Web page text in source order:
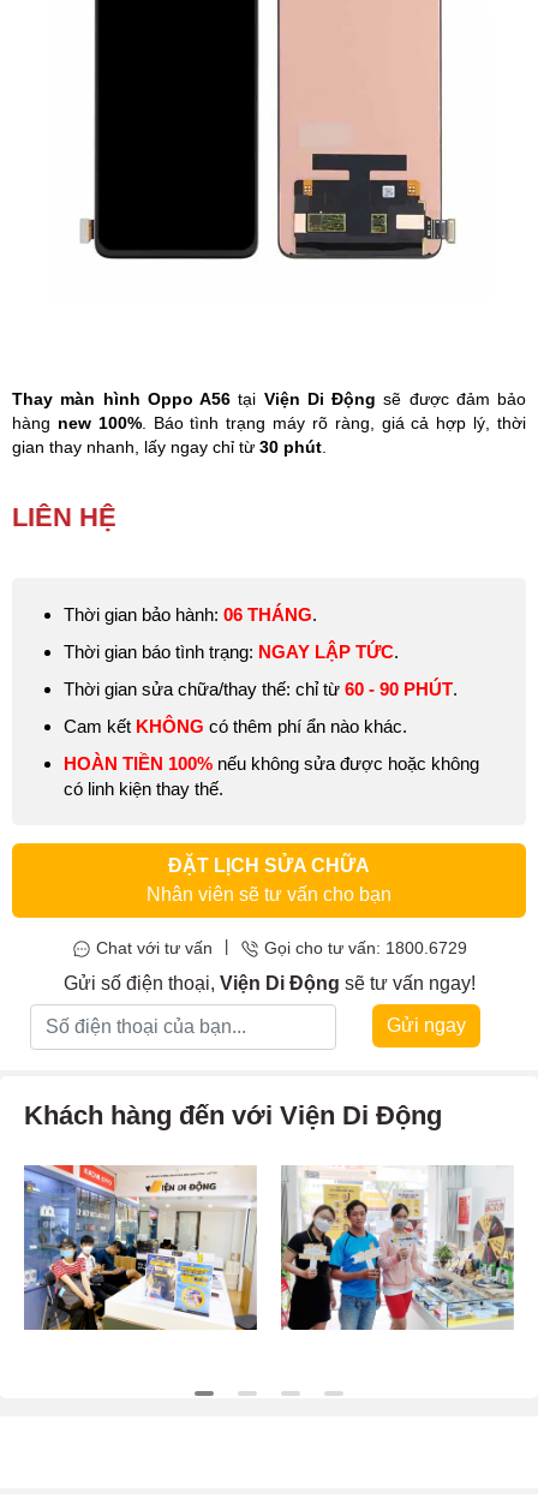
Viện Di Động
Thay màn hình Oppo A56 tại Viện Di Động sẽ được đảm bảo
hàng new 100%. Báo tình trạng máy rõ ràng, giá cả hợp lý, thời
gian thay nhanh, lấy ngay chỉ từ 30 phút
hình bị sọc, đốm loang màu,… Đó là dấu hiệu bạn cần phải
màn hình Oppo A56
LIÊN HỆ
Thời gian bảo hành: 06 THÁNG.
Thời gian báo tình trạng: NGAY LẬP TỨC.
Thời gian sửa chữa/thay thế: chỉ từ 60 - 90 PHÚT.
Cam kết KHÔNG có thêm phí ẩn nào khác.
HOÀN TIỀN 100% nếu không sửa được hoặc không
có linh kiện thay thế.
ĐẶT LỊCH SỬA CHỮA
Nhân viên sẽ tư vấn cho bạn
Chat với tư vấn Gọi cho tư vấn: 1800.6729
Gửi số điện thoại, Viện Di Động sẽ tư vấn ngay!
Gửi ngay
Khách hàng đến với Viện Di Động